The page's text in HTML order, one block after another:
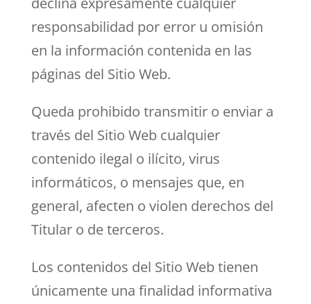
responsabilidad por error u omisión
en la información contenida en las
páginas del Sitio Web.
Queda prohibido transmitir o enviar a
través del Sitio Web cualquier
contenido ilegal o ilícito, virus
informáticos, o mensajes que, en
general, afecten o violen derechos del
Titular o de terceros.
Los contenidos del Sitio Web tienen
únicamente una finalidad informativa